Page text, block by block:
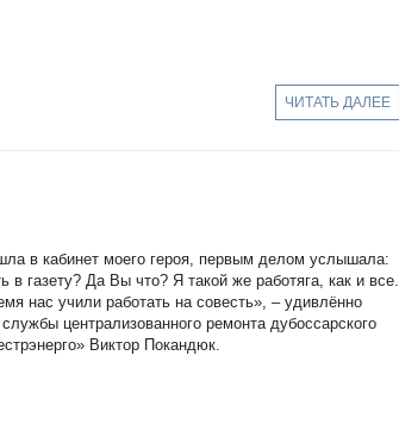
ЧИТАТЬ ДАЛЕЕ
в кабинет моего героя, первым делом услышала:
в газету? Да Вы что? Я такой же работяга, как и все.
нас учили работать на совесть», – удивлённо
централизованного ремонта дубоссарского
Виктор Покандюк.